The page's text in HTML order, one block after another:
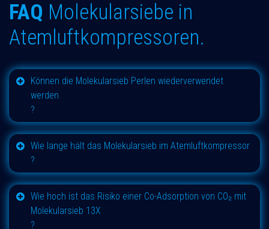
FAQ Molekularsiebe in
Atemluftkompressoren.
Können die Molekularsieb Perlen wiederverwendet
werden
?
Wie lange hält das Molekularsieb im Atemluftkompressor
?
Wie hoch ist das Risiko einer Co-Adsorption von CO₂ mit
Molekularsieb 13X
?